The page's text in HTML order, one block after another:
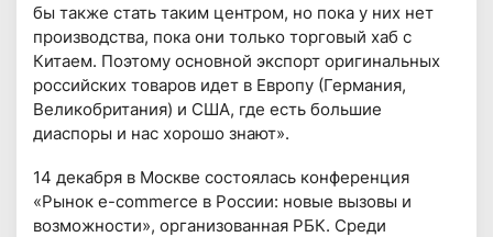
бы также стать таким центром, но пока у них нет
производства, пока они только торговый хаб с
Китаем. Поэтому основной экспорт оригинальных
российских товаров идет в Европу (Германия,
Великобритания) и США, где есть большие
диаспоры и нас хорошо знают».
14 декабря в Москве состоялась конференция
«Рынок e-commerce в России: новые вызовы и
возможности», организованная РБК. Среди